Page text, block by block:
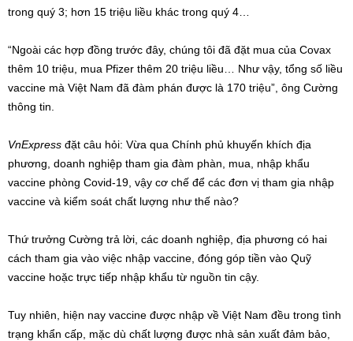
trong quý 3; hơn 15 triệu liều khác trong quý 4…
“Ngoài các hợp đồng trước đây, chúng tôi đã đặt mua của Covax
thêm 10 triệu, mua Pfizer thêm 20 triệu liều… Như vậy, tổng số liều
vaccine mà Việt Nam đã đàm phán được là 170 triệu”, ông Cường
thông tin.
VnExpress đặt câu hỏi: Vừa qua Chính phủ khuyến khích địa
phương, doanh nghiệp tham gia đàm phàn, mua, nhập khẩu
vaccine phòng Covid-19, vậy cơ chế để các đơn vị tham gia nhập
vaccine và kiểm soát chất lượng như thế nào?
Thứ trưởng Cường trả lời, các doanh nghiệp, địa phương có hai
cách tham gia vào việc nhập vaccine, đóng góp tiền vào Quỹ
vaccine hoặc trực tiếp nhập khẩu từ nguồn tin cậy.
Tuy nhiên, hiện nay vaccine được nhập về Việt Nam đều trong tình
trạng khẩn cấp, mặc dù chất lượng được nhà sản xuất đảm bảo,